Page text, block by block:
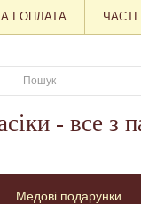
І ОПЛАТА
- все з
Медові подарунки